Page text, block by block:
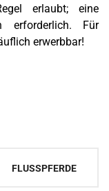
erlaubt; eine
erforderlich. Für
erwerbbar!
FLUSSPFERDE